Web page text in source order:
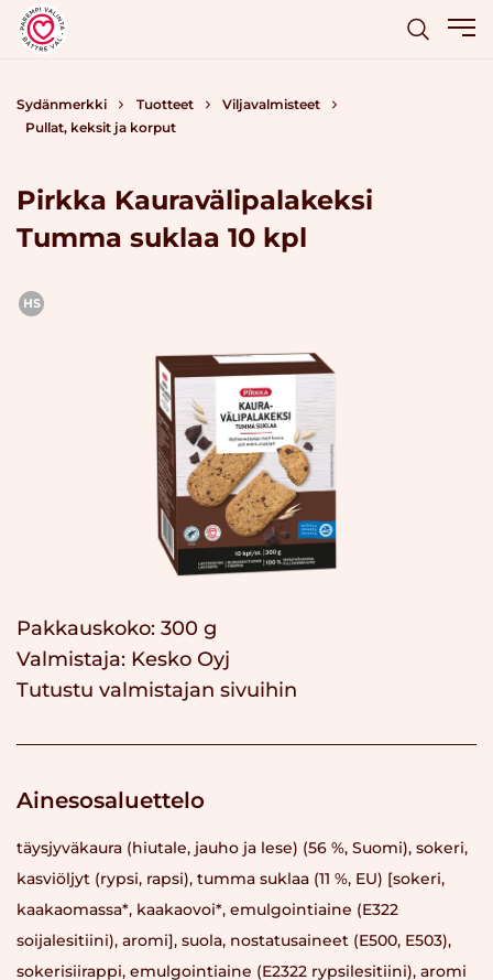
Sydänmerkki Tuotteet
Viljavalmisteet
Pullat, keksit ja korput
Pirkka Kauravälipalakeksi
Tumma suklaa 10 kpl
HS
Pakkauskoko: 300 g
Valmistaja: Kesko Oyj
Tutustu valmistajan sivuihin
Ainesosaluettelo
täysjyväkaura (hiutale, jauho ja lese) (56 %, Suomi), sokeri,
kasviöljyt (rypsi, rapsi), tumma suklaa (11 %, EU) [sokeri,
kaakaomassa*, kaakaovoi*, emulgointiaine (E322
soijalesitiini), aromi], suola, nostatusaineet (E500, E503),
sokerisiirappi, emulgointiaine (E2322 rypsilesitiini), aromi